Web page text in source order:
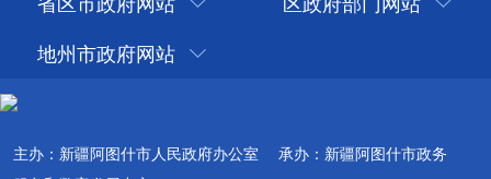
地州市政府网站
主办：新疆阿图什市人民政府办公室
承办：新疆阿图什市政务